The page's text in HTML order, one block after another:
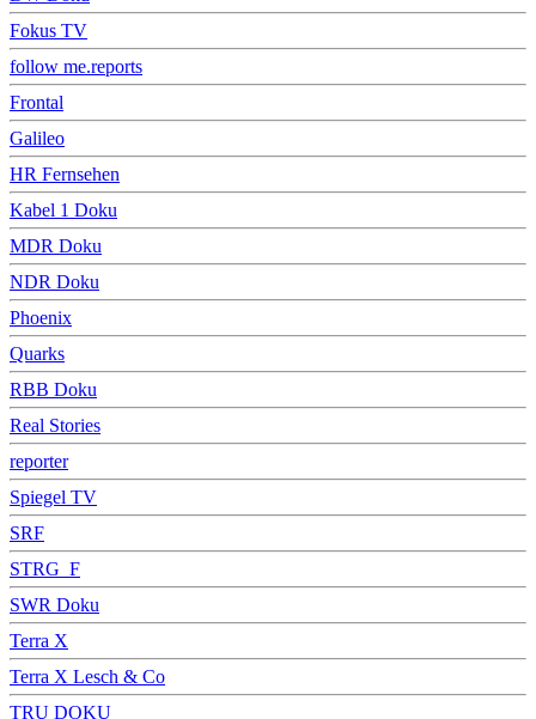
Fokus TV
follow me.reports
Frontal
Galileo
HR Fernsehen
Kabel 1 Doku
MDR Doku
NDR Doku
Phoenix
Quarks
RBB Doku
Real Stories
reporter
Spiegel TV
SRF
STRG_F
SWR Doku
Terra X
Terra X Lesch & Co
TRU DOKU